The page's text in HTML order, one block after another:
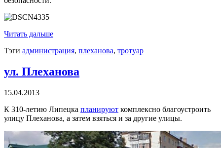
Читать дальше
Тэги администрация, плеханова, тротуар
ул. Плеханова
15.04.2013
К 310-летию Липецка планируют комплексно благоустроить
улицу Плеханова, а затем взяться и за другие улицы.